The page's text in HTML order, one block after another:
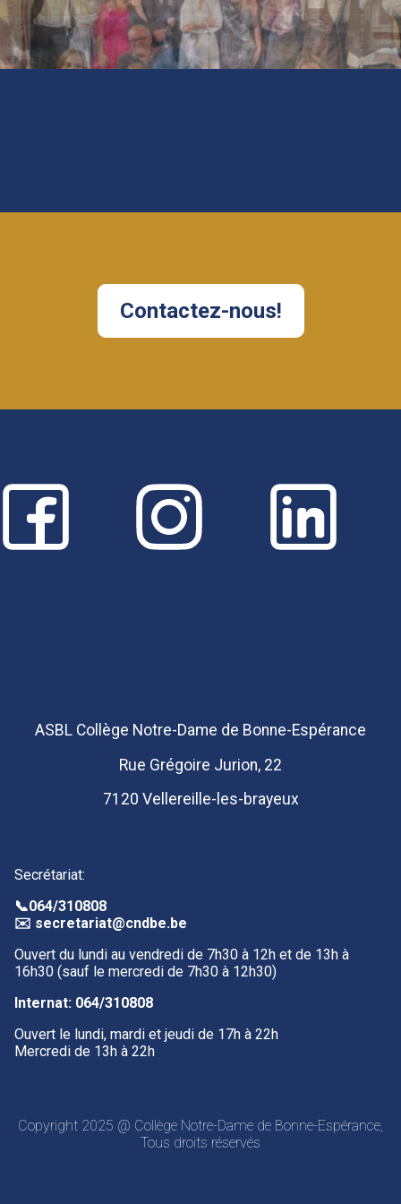
Contactez-nous!
ASBL Collège Notre-Dame de Bonne-Espérance
Rue Grégoire Jurion, 22
7120 Vellereille-les-brayeux
Secrétariat:
📞064/310808
✉️ secretariat@cndbe.be
Ouvert du lundi au vendredi de 7h30 à 12h et de 13h à
16h30 (sauf le mercredi de 7h30 à 12h30)
Internat: 064/310808
Ouvert le lundi, mardi et jeudi de 17h à 22h
Mercredi de 13h à 22h
Copyright 2025 @ Collège Notre-Dame de Bonne-Espérance,
Tous droits réservés